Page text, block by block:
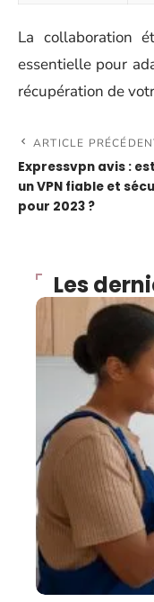
La collaboration
essentielle pour
récupération de
ARTICLE
Expressvpn avis :
un VPN fiable et
pour 2023 ?
Les